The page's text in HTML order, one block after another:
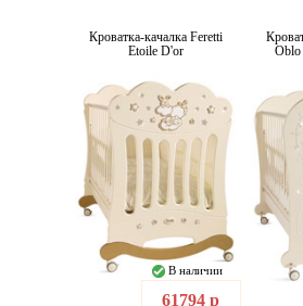
Кроватка-качалка Feretti
Etoile D'or
В наличии
61794 р
Oblo